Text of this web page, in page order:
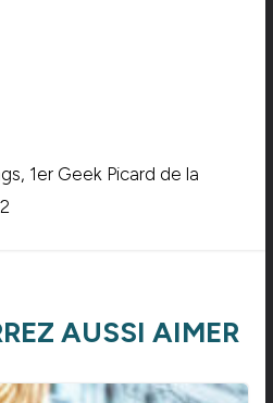
1er Geek Picard de la
AUSSI AIMER